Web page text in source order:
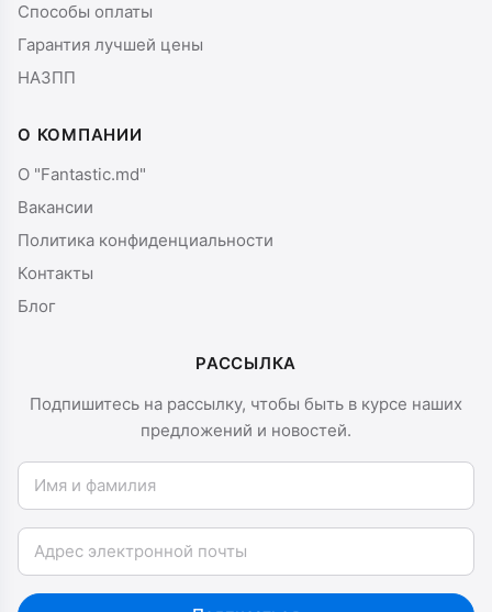
Способы оплаты
Гарантия лучшей цены
НАЗПП
О КОМПАНИИ
О "Fantastic.md"
Вакансии
Политика конфиденциальности
Контакты
Блог
РАССЫЛКА
Подпишитесь на рассылку, чтобы быть в курсе наших
предложений и новостей.
Имя и фамилия
Email